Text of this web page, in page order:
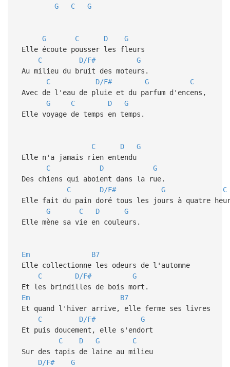
G
C G
G C D
G
Elle écoute pousser les fleurs
C
D/F#
G
Au milieu du bruit des moteurs.
C
D/F# G
C
Avec de l'eau de pluie et du parfum d'encens,
G
C D
G
Elle voyage de temps en temps.
C D
G
Elle n'a jamais rien entendu
C
D
G
Des chiens qui aboient dans la rue.
C
D/F# G
C
Elle fait du pain doré tous les jours à quatre
G
C D
G
Elle mène sa vie en couleurs.
Em
B7
Elle collectionne les odeurs de l'automne
C
D/F#
G
Et les brindilles de bois mort.
Em
B7
Et quand l'hiver arrive, elle ferme ses livres
C
D/F#
G
Et puis doucement, elle s'endort
C
D G
C
Sur des tapis de laine au milieu
D/F#
G